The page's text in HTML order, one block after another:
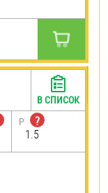
P
?
1.5
В СПИСОК